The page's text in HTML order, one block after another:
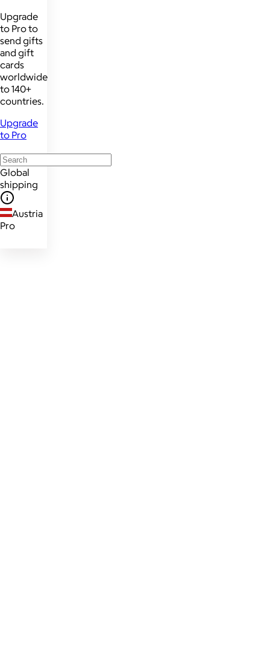
Upgrade
to Pro to
send gifts
and gift
cards
worldwide
to 140+
countries.
Upgrade
to Pro
Global
shipping
Austria
Pro